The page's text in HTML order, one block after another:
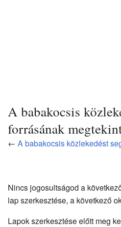
A babakocsis
forrásának
← A babakocsis közlekedést
Nincs jogosultságod a
lap szerkesztése, a következő
Lapok szerkesztése előtt meg